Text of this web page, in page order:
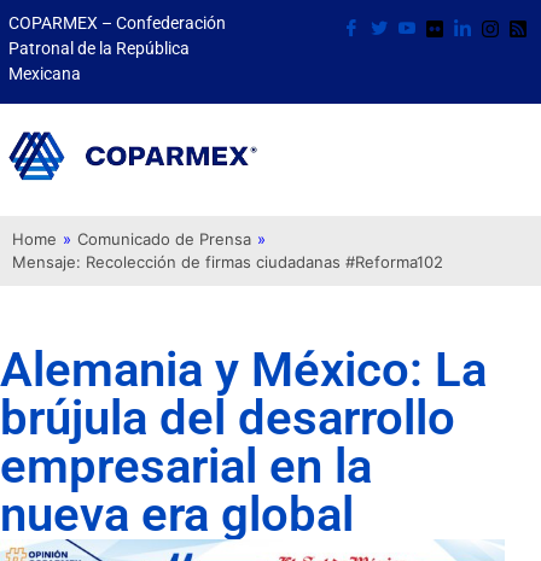
COPARMEX – Confederación
Patronal de la República
Mexicana
Home » Comunicado de Prensa »
Mensaje: Recolección de firmas ciudadanas #Reforma102
Alemania y México: La
brújula del desarrollo
empresarial en la
nueva era global